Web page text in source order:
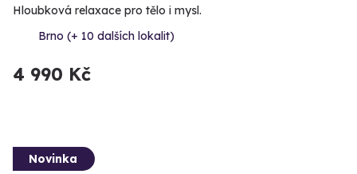
Hloubková relaxace pro tělo i mysl.
Brno (+ 10 dalších lokalit)
4 990 Kč
Novinka